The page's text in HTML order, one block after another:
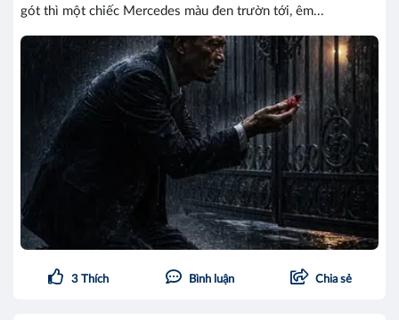
gót thì một chiếc Mercedes màu đen trườn tới, êm...
3 Thích Bình luận Chia sẻ